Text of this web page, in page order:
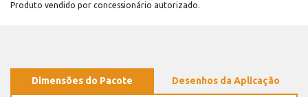
Produto vendido por concessionário autorizado.
Dimensões do Pacote Desenhos da Aplicação